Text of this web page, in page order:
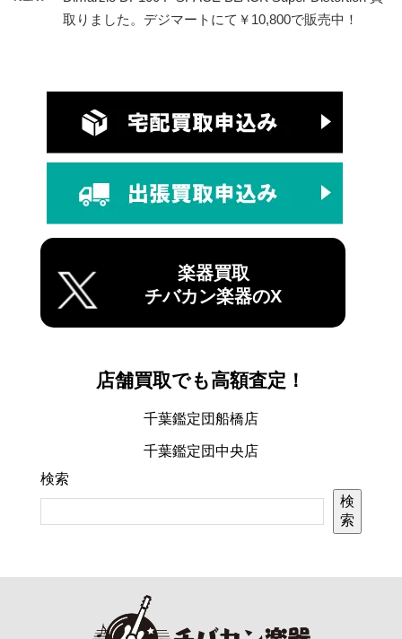
取りました。デジマートにて￥10,800で販売中！
楽器買取
チバカン楽器のX
店舗買取でも高額査定！
千葉鑑定団船橋店
千葉鑑定団中央店
検索
検
索